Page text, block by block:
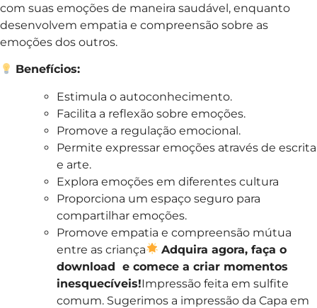
com suas emoções de maneira saudável, enquanto
desenvolvem empatia e compreensão sobre as
emoções dos outros.
Benefícios:
Estimula o autoconhecimento.
Facilita a reflexão sobre emoções.
Promove a regulação emocional.
Permite expressar emoções através de escrita
e arte.
Explora emoções em diferentes cultura
Proporciona um espaço seguro para
compartilhar emoções.
Promove empatia e compreensão mútua
entre as criança
Adquira agora, faça o
download e comece a criar momentos
inesquecíveis!Impressão feita em sulfite
comum. Sugerimos a impressão da Capa em